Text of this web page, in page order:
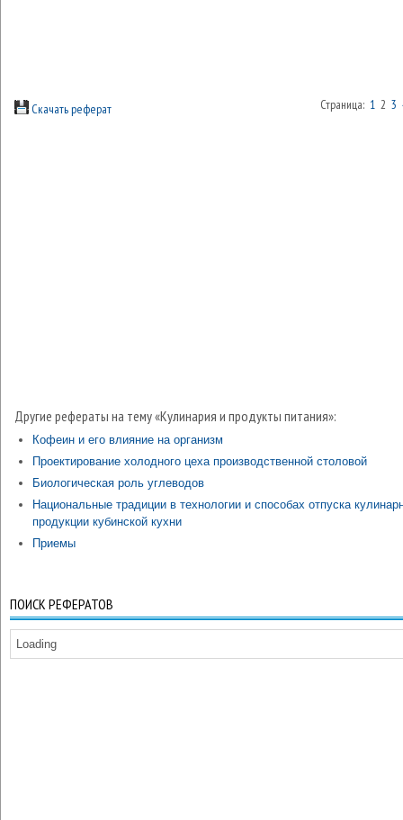
Скачать реферат Страница: 1 2 3
Другие рефераты на тему «Кулинария и продукты питания»:
Кофеин и его влияние на организм
Проектирование холодного цеха производственной столовой
Биологическая роль углеводов
Национальные традиции в технологии и способах отпуска
продукции кубинской кухни
Приемы
ПОИСК РЕФЕРАТОВ
Loading